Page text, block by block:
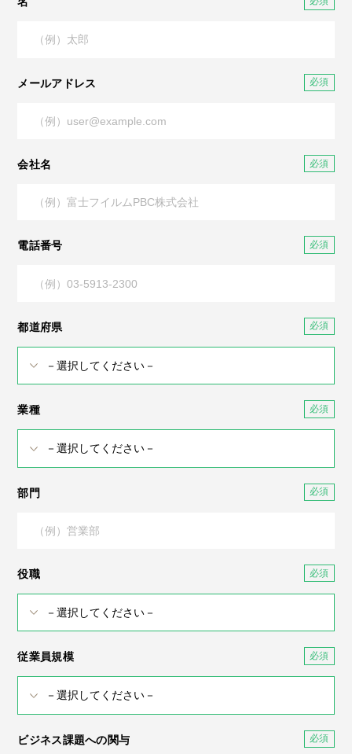
メールアドレス
会社名
電話番号
都道府県
業種
部門
役職
従業員規模
ビジネス課題への関与